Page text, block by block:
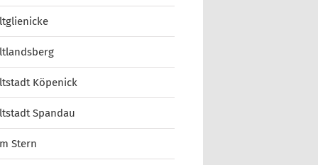
Köpenick
Spandau
Stern